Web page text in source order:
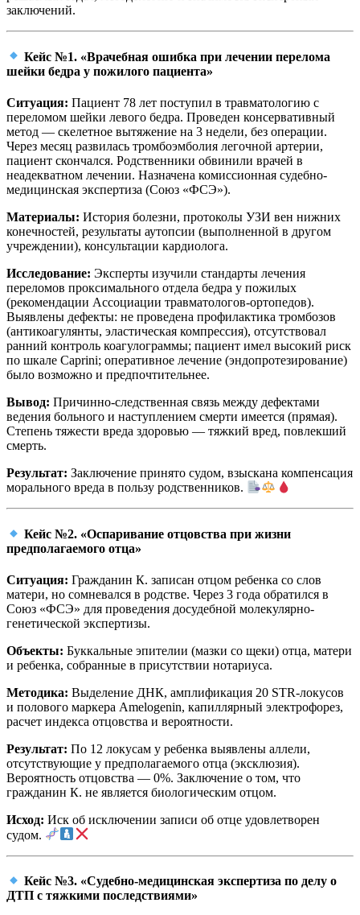
заключений.
Кейс №1. «Врачебная ошибка при лечении перелома
шейки бедра у пожилого пациента»
Ситуация: Пациент 78 лет поступил в травматологию с
переломом шейки левого бедра. Проведен консервативный
метод — скелетное вытяжение на 3 недели, без операции.
Через месяц развилась тромбоэмболия легочной артерии,
пациент скончался. Родственники обвинили врачей в
неадекватном лечении. Назначена комиссионная судебно-
медицинская экспертиза (Союз «ФСЭ»).
Материалы: История болезни, протоколы УЗИ вен нижних
конечностей, результаты аутопсии (выполненной в другом
учреждении), консультации кардиолога.
Исследование: Эксперты изучили стандарты лечения
переломов проксимального отдела бедра у пожилых
(рекомендации Ассоциации травматологов-ортопедов).
Выявлены дефекты: не проведена профилактика тромбозов
(антикоагулянты, эластическая компрессия), отсутствовал
ранний контроль коагулограммы; пациент имел высокий риск
по шкале Caprini; оперативное лечение (эндопротезирование)
было возможно и предпочтительнее.
Вывод: Причинно-следственная связь между дефектами
ведения больного и наступлением смерти имеется (прямая).
Степень тяжести вреда здоровью — тяжкий вред, повлекший
смерть.
Результат: Заключение принято судом, взыскана компенсация
морального вреда в пользу родственников.
Кейс №2. «Оспаривание отцовства при жизни
предполагаемого отца»
Ситуация: Гражданин К. записан отцом ребенка со слов
матери, но сомневался в родстве. Через 3 года обратился в
Союз «ФСЭ» для проведения досудебной молекулярно-
генетической экспертизы.
Объекты: Буккальные эпителии (мазки со щеки) отца, матери
и ребенка, собранные в присутствии нотариуса.
Методика: Выделение ДНК, амплификация 20 STR-локусов
и полового маркера Amelogenin, капиллярный электрофорез,
расчет индекса отцовства и вероятности.
Результат: По 12 локусам у ребенка выявлены аллели,
отсутствующие у предполагаемого отца (эксклюзия).
Вероятность отцовства — 0%. Заключение о том, что
гражданин К. не является биологическим отцом.
Исход: Иск об исключении записи об отце удовлетворен
судом.
Кейс №3. «Судебно-медицинская экспертиза по делу о
ДТП с тяжкими последствиями»